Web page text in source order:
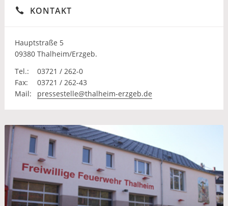
KONTAKT
Hauptstraße 5
09380 Thalheim/Erzgeb.
Tel.:
03721 / 262-0
Fax:
03721 / 262-43
Mail:
pressestelle@thalheim-erzgeb.de